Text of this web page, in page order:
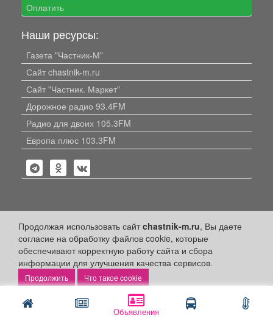
Объявления
Продолжая использовать сайтchastnik-m.ru, Вы даете
согласие на обработку файлов cookie, которые
обеспечивают корректную работу сайта и сбора
информации для улучшения качества сервисов.
Что такое cookie
Оплатить
Наши ресурсы:
Газета "Частник-М"
Сайт chastnik-m.ru
Сайт "Частник. Маркет"
Дорожное радио 93.4FM
Радио для двоих 105.3FM
Европа плюс 103.3FM
Политика конфиденциальности
Публикации с пометкой «Реклама», «На правах рекламы»,
«Партнёрский проект» оплачены рекламодателем.
Редакция сайта не несет ответственности за достоверность
информации, содержащейся в рекламных материалах и
объявлениях.
+16 © 2006-2026 ООО "Частник-М"